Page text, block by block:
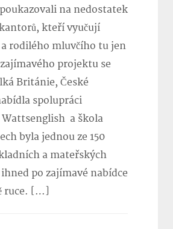
na nedostatek
kteří vyučují
rodilého mluvčího tu jen
projektu se
Británie, České
spolupráci
Wattsenglish a škola
byla jednou ze 150
a mateřských
po zajímavé nabídce
ruce. […]